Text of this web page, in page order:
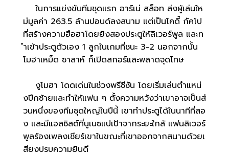
ในการแข่งขันทีมชุดแรก อาร์เน่ สล็อท ส่งผู้เล่นให
ม่มูลค่า 263.5 ล้านปอนด์ลงสนาม แต่เป็นโคดี้ กัคโป
ที่สร้างความฮือฮาโดยยิงสองประตูให้ลิเวอร์พูล และท
ำเข้าประตูตัวเอง 1 ลูกในเกมที่ชนะ 3-2 นอกจากนั้น
โมฮาเหม็ด ซาลาห์ ก็เปิดสกอร์และพลาดจุดโทษ
งูโมฮา โดดเด่นในช่วงพรีซีซัน โดยเริ่มเล่นตำแหน่
งปีกซ้ายและทำให้แฟน ๆ ตั้งความหวังว่าเขาอาจเป็นส่
วนหนึ่งของทีมชุดใหญ่ในปีนี้ เขาทำประตูได้ในนาทีที่สอ
ง และมีแอสซิสต์ที่นูเนซแปเป้าจากระยะใกล้ แฟนลิเวอร์
พูลร้องเพลงเชียร์เขาในขณะที่เขาออกจากสนามด้วยเ
สียงปรบความยินดี